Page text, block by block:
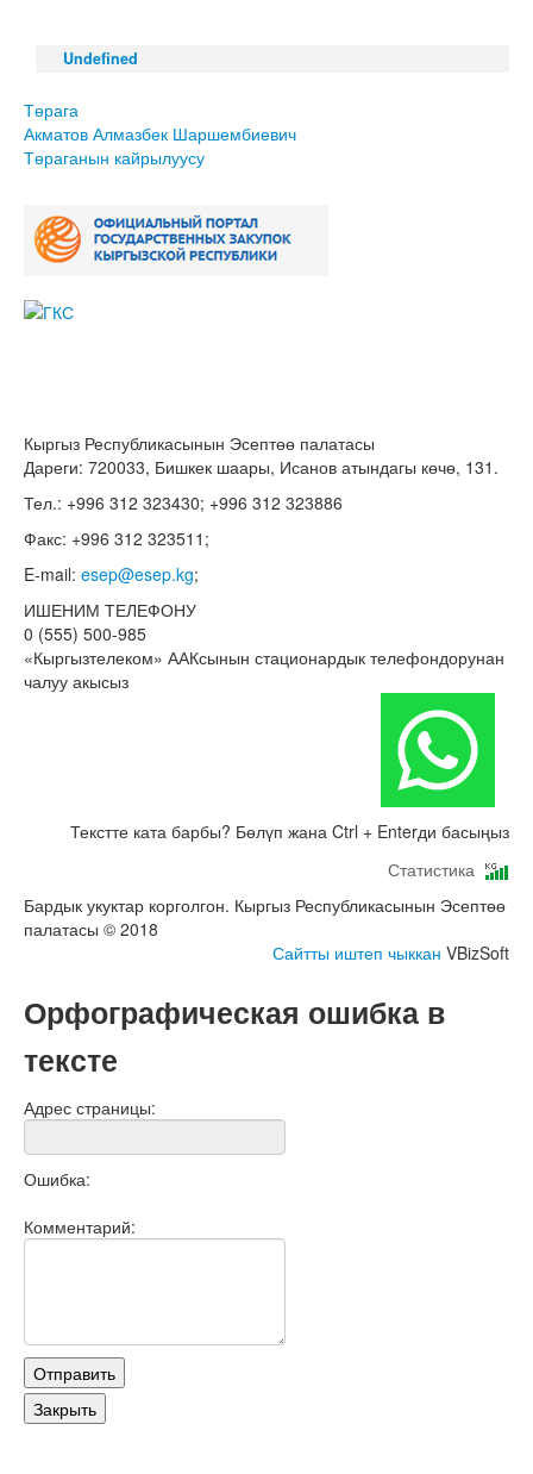
Undefined
Төрага
Акматов Алмазбек Шаршембиевич
Төраганын кайрылуусу
Кыргыз Республикасынын Эсептөө палатасы
Дареги: 720033, Бишкек шаары, Исанов атындагы көчө, 131.
Тел.: +996 312 323430; +996 312 323886
Факс: +996 312 323511;
E-mail: esep@esep.kg;
ИШЕНИМ ТЕЛЕФОНУ
0 (555) 500-985
«Кыргызтелеком» ААКсынын стационардык телефондорунан
чалуу акысыз
Текстте ката барбы? Бөлүп жана Ctrl + Enterди басыңыз
Статистика
Бардык укуктар корголгон. Кыргыз Республикасынын Эсептөө
палатасы © 2018
Сайтты иштеп чыккан VBizSoft
Орфографическая ошибка в
тексте
Адрес страницы:
Ошибка:
Комментарий: